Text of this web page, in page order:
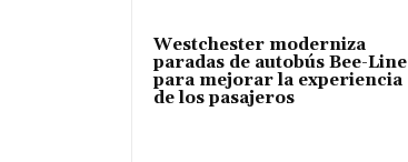
Westchester moderniza
paradas de autobús Bee-Line
para mejorar la experiencia
de los pasajeros